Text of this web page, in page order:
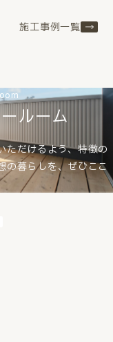
施工事例一覧
ルーム
ただけるよう、特徴の
の暮らしを、ぜひここ